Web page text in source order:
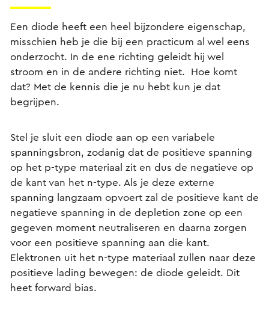
Een diode heeft een heel bijzondere eigenschap,
misschien heb je die bij een practicum al wel eens
onderzocht. In de ene richting geleidt hij wel
stroom en in de andere richting niet. Hoe komt
dat? Met de kennis die je nu hebt kun je dat
begrijpen.
Stel je sluit een diode aan op een variabele
spanningsbron, zodanig dat de positieve spanning
op het p-type materiaal zit en dus de negatieve op
de kant van het n-type. Als je deze externe
spanning langzaam opvoert zal de positieve kant de
negatieve spanning in de depletion zone op een
gegeven moment neutraliseren en daarna zorgen
voor een positieve spanning aan die kant.
Elektronen uit het n-type materiaal zullen naar deze
positieve lading bewegen: de diode geleidt. Dit
heet forward bias.